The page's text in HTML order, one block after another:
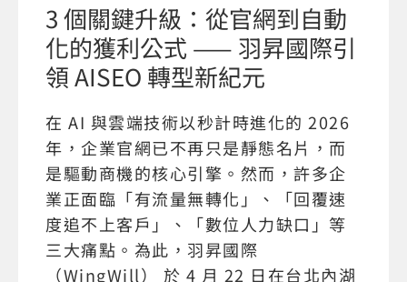
3 個關鍵升級：從官網到自動
化的獲利公式 —— 羽昇國際引
領 AISEO 轉型新紀元
在 AI 與雲端技術以秒計時進化的 2026
年，企業官網已不再只是靜態名片，而
是驅動商機的核心引擎。然而，許多企
業正面臨「有流量無轉化」、「回覆速
度追不上客戶」、「數位人力缺口」等
三大痛點。為此，羽昇國際
（WingWill） 於 4 月 22 日在台北內湖